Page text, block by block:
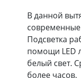
В данной
Подсветка
помощи LED
белый свет.
более часов.